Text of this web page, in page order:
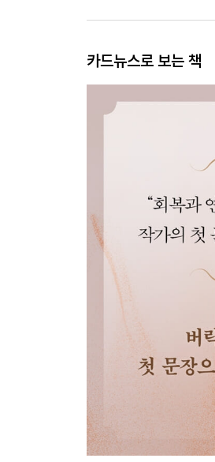
카드뉴스로 보는 책